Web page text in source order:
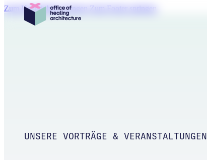
Zum Hauptinhalt springen Zum Footer springen
UNSERE VORTRÄGE & VERANSTALTUNGEN